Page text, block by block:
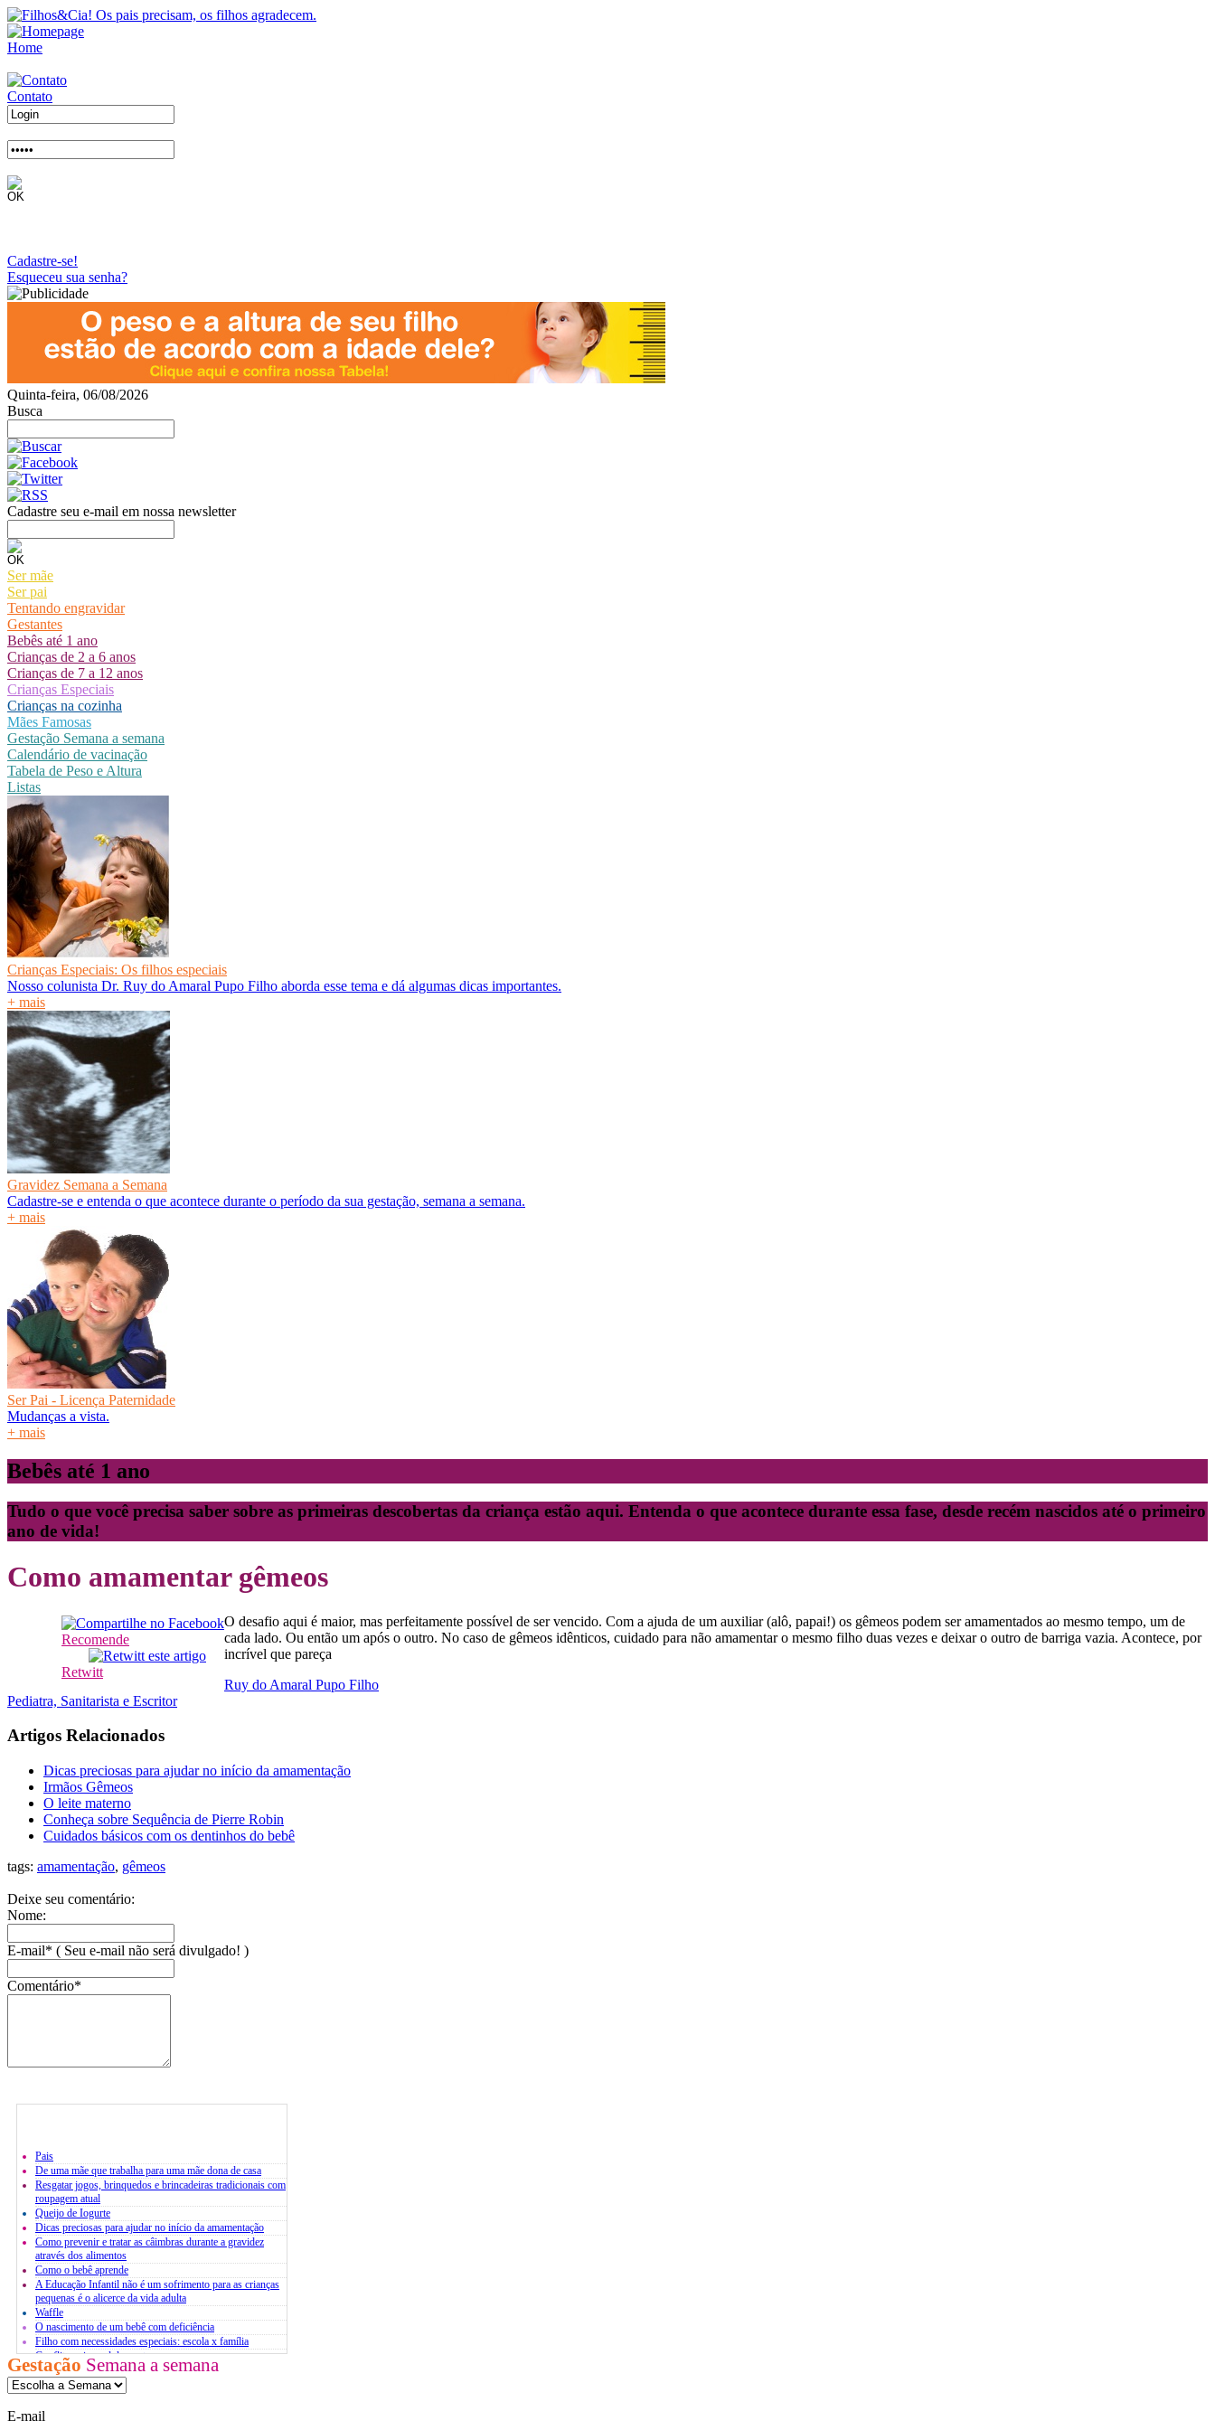
Home
Contato
Cadastre-se!
Esqueceu sua senha?
Quinta-feira, 06/08/2026
Busca
Cadastre seu e-mail em nossa newsletter
Ser mãe
Ser pai
Tentando engravidar
Gestantes
Bebês até 1 ano
Crianças de 2 a 6 anos
Crianças de 7 a 12 anos
Crianças Especiais
Crianças na cozinha
Mães Famosas
Gestação Semana a semana
Calendário de vacinação
Tabela de Peso e Altura
Listas
Crianças Especiais: Os filhos especiais
Nosso colunista Dr. Ruy do Amaral Pupo Filho aborda esse tema e dá algumas dicas importantes.
+ mais
Gravidez Semana a Semana
Cadastre-se e entenda o que acontece durante o período da sua gestação, semana a semana.
+ mais
Ser Pai - Licença Paternidade
Mudanças a vista.
+ mais
Bebês até 1 ano
Tudo o que você precisa saber sobre as primeiras descobertas da criança estão aqui. Entenda o que acontece durante essa fase, desde recém nascidos até o primeiro
ano de vida!
Como amamentar gêmeos
Recomende
Retwitt
O desafio aqui é maior, mas perfeitamente possível de ser vencido. Com a ajuda de um auxiliar (alô, papai!) os gêmeos podem ser amamentados ao mesmo tempo, um de
cada lado. Ou então um após o outro. No caso de gêmeos idênticos, cuidado para não amamentar o mesmo filho duas vezes e deixar o outro de barriga vazia. Acontece, por
incrível que pareça
Ruy do Amaral Pupo Filho
Pediatra, Sanitarista e Escritor
Artigos Relacionados
Dicas preciosas para ajudar no início da amamentação
Irmãos Gêmeos
O leite materno
Conheça sobre Sequência de Pierre Robin
Cuidados básicos com os dentinhos do bebê
tags: amamentação, gêmeos
Deixe seu comentário:
Nome:
E-mail* ( Seu e-mail não será divulgado! )
Comentário*
Pais
De uma mãe que trabalha para uma mãe dona de casa
Resgatar jogos, brinquedos e brincadeiras tradicionais com
roupagem atual
Queijo de Iogurte
Dicas preciosas para ajudar no início da amamentação
Como prevenir e tratar as câimbras durante a gravidez
através dos alimentos
Como o bebê aprende
A Educação Infantil não é um sofrimento para as crianças
pequenas é o alicerce da vida adulta
Waffle
O nascimento de um bebê com deficiência
Filho com necessidades especiais: escola x família
Conflito pais x adolescentes
Atividades extracurriculares
O estresse infantil
Gestação Semana a semana
E-mail